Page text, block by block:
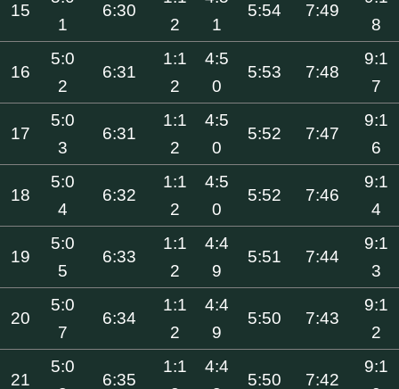
15
1
6:30
2
1
5:54 7:49
8
16
5:0
2
6:31
1:1
2
4:5
0
5:53 7:48
9:1
7
17
5:0
3
6:31
1:1
2
4:5
0
5:52 7:47
9:1
6
18
5:0
4
6:32
1:1
2
4:5
0
5:52 7:46
9:1
4
19
5:0
5
6:33
1:1
2
4:4
9
5:51 7:44
9:1
3
20
5:0
7
6:34
1:1
2
4:4
9
5:50 7:43
9:1
2
21
5:0
6:35
1:1
4:4
5:50 7:42
9:1